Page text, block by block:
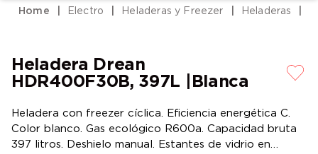
Electro Heladeras y Freezer Heladeras
Heladera Drean
HDR400F30B, 397L |Blanca
Heladera con freezer cíclica. Eficiencia energética C.
Color blanco. Gas ecológico R600a. Capacidad bruta
397 litros. Deshielo manual. Estantes de vidrio en
2.
heladera
4.
lavarropas
5.
cocina
6.
colchones
7 .
aire acondicionado